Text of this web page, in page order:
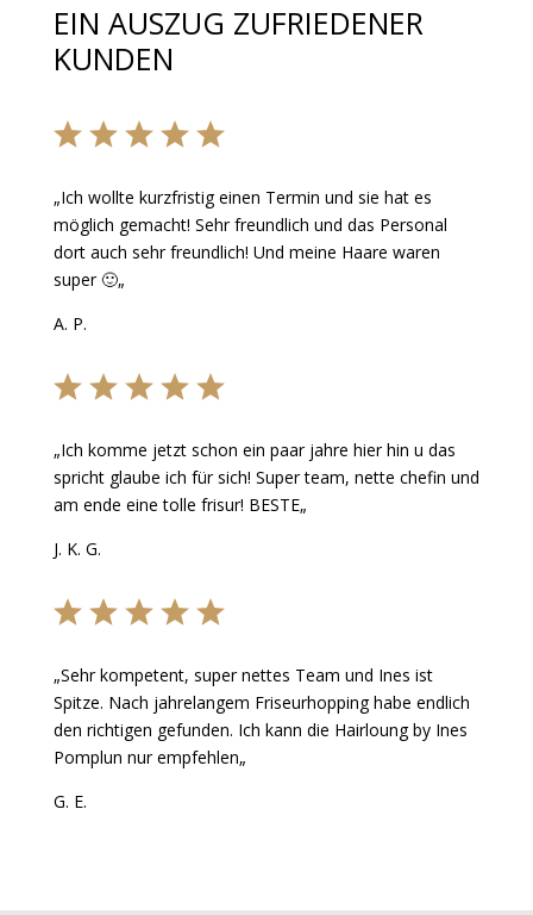
EIN AUSZUG ZUFRIEDENER
KUNDEN
„Ich wollte kurzfristig einen Termin und sie hat es
möglich gemacht! Sehr freundlich und das Personal
dort auch sehr freundlich! Und meine Haare waren
super 🙂„
A. P.
„Ich komme jetzt schon ein paar jahre hier hin u das
spricht glaube ich für sich! Super team, nette chefin und
am ende eine tolle frisur! BESTE„
J. K. G.
„Sehr kompetent, super nettes Team und Ines ist
Spitze. Nach jahrelangem Friseurhopping habe endlich
den richtigen gefunden. Ich kann die Hairloung by Ines
Pomplun nur empfehlen„
G. E.